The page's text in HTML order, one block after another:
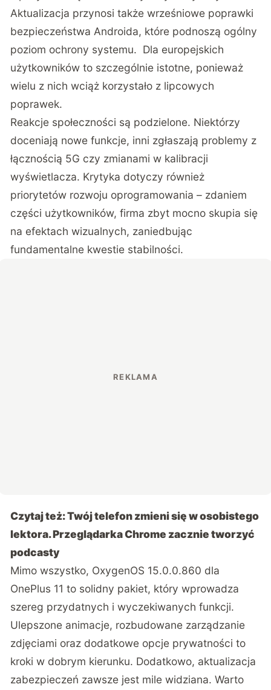
Aktualizacja przynosi także wrześniowe poprawki
bezpieczeństwa Androida, które podnoszą ogólny
poziom ochrony systemu. Dla europejskich
użytkowników to szczególnie istotne, ponieważ
wielu z nich wciąż korzystało z lipcowych
poprawek.
Reakcje społeczności są podzielone. Niektórzy
doceniają nowe funkcje, inni zgłaszają problemy z
łącznością 5G czy zmianami w kalibracji
wyświetlacza. Krytyka dotyczy również
priorytetów rozwoju oprogramowania – zdaniem
części użytkowników, firma zbyt mocno skupia się
na efektach wizualnych, zaniedbując
fundamentalne kwestie stabilności.
Czytaj też:Twój telefon zmieni się w osobistego
lektora. Przeglądarka Chrome zacznie tworzyć
podcasty
Mimo wszystko, OxygenOS 15.0.0.860 dla
OnePlus 11 to solidny pakiet, który wprowadza
szereg przydatnych i wyczekiwanych funkcji.
Ulepszone animacje, rozbudowane zarządzanie
zdjęciami oraz dodatkowe opcje prywatności to
kroki w dobrym kierunku. Dodatkowo, aktualizacja
zabezpieczeń zawsze jest mile widziana. Warto